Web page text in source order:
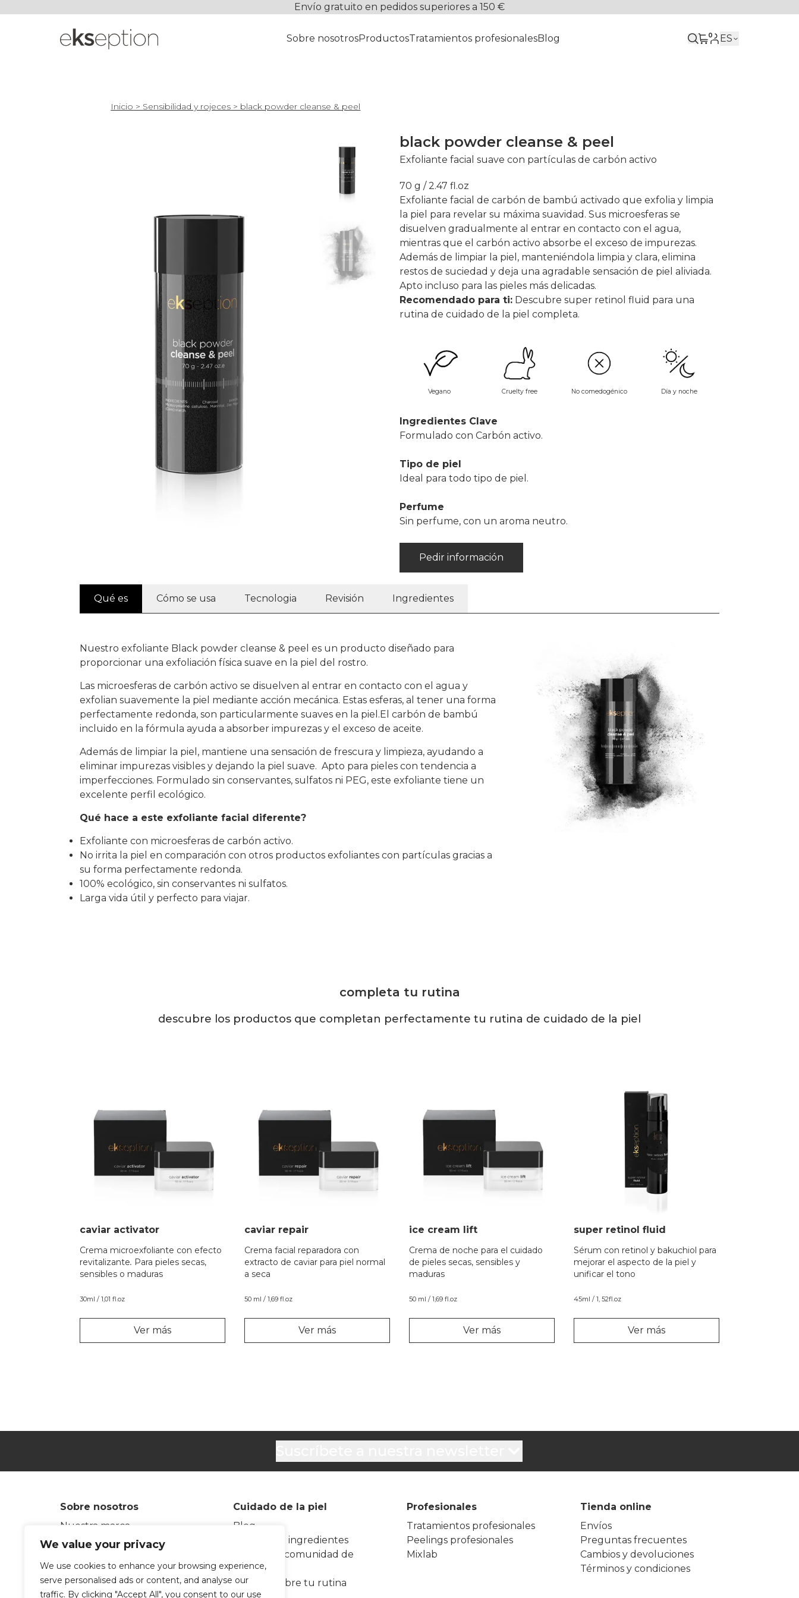
We value your privacy
We use cookies to enhance your browsing experience,
serve personalised ads or content, and analyse our
traffic. By clicking "Accept All", you consent to our use
Envío gratuito en pedidos superiores a 150 €
Sobre nosotrosProductosTratamientos profesionalesBlog 0 ES
Inicio > Sensibilidad y rojeces > black powder cleanse & peel
black powder cleanse & peel
Exfoliante facial suave con partículas de carbón activo
70 g / 2.47 fl.oz
Exfoliante facial de carbón de bambú activado que exfolia y limpia
la piel para revelar su máxima suavidad. Sus microesferas se
disuelven gradualmente al entrar en contacto con el agua,
mientras que el carbón activo absorbe el exceso de impurezas.
Además de limpiar la piel, manteniéndola limpia y clara, elimina
restos de suciedad y deja una agradable sensación de piel aliviada.
Apto incluso para las pieles más delicadas.
Recomendado para ti: Descubre super retinol fluid para una
rutina de cuidado de la piel completa.
Vegano Cruelty free No comedogénico Día y noche
Ingredientes Clave
Formulado con Carbón activo.
Tipo de piel
Ideal para todo tipo de piel.
Perfume
Sin perfume, con un aroma neutro.
Pedir información
Qué es Cómo se usa Tecnologia Revisión Ingredientes
Nuestro exfoliante Black powder cleanse & peel es un producto diseñado para
proporcionar una exfoliación física suave en la piel del rostro.
Las microesferas de carbón activo se disuelven al entrar en contacto con el agua y
exfolian suavemente la piel mediante acción mecánica. Estas esferas, al tener una forma
perfectamente redonda, son particularmente suaves en la piel.El carbón de bambú
incluido en la fórmula ayuda a absorber impurezas y el exceso de aceite.
Además de limpiar la piel, mantiene una sensación de frescura y limpieza, ayudando a
eliminar impurezas visibles y dejando la piel suave. Apto para pieles con tendencia a
imperfecciones. Formulado sin conservantes, sulfatos ni PEG, este exfoliante tiene un
excelente perfil ecológico.
Qué hace a este exfoliante facial diferente?
Exfoliante con microesferas de carbón activo.
No irrita la piel en comparación con otros productos exfoliantes con partículas gracias a
su forma perfectamente redonda.
100% ecológico, sin conservantes ni sulfatos.
Larga vida útil y perfecto para viajar.
completa tu rutina
descubre los productos que completan perfectamente tu rutina de cuidado de la piel
caviar activator
Crema microexfoliante con efecto
revitalizante. Para pieles secas,
sensibles o maduras
30ml / 1,01 fl.oz
Ver más
caviar repair
Crema facial reparadora con
extracto de caviar para piel normal
a seca
50 ml / 1,69 fl.oz
Ver más
ice cream lift
Crema de noche para el cuidado
de pieles secas, sensibles y
maduras
50 ml / 1,69 fl.oz
Ver más
super retinol fluid
Sérum con retinol y bakuchiol para
mejorar el aspecto de la piel y
unificar el tono
45ml / 1, 52fl.oz
Ver más
Sobre nosotros
Nuestra marca
Nuestra trayectoria
Compromiso sostenible
Centros embajadores
Cuidado de la piel
Blog
Glosario de ingredientes
Únete a la comunidad de
ekseption
Test descubre tu rutina
Profesionales
Tratamientos profesionales
Peelings profesionales
Mixlab
Tienda online
Envíos
Preguntas frecuentes
Cambios y devoluciones
Términos y condiciones